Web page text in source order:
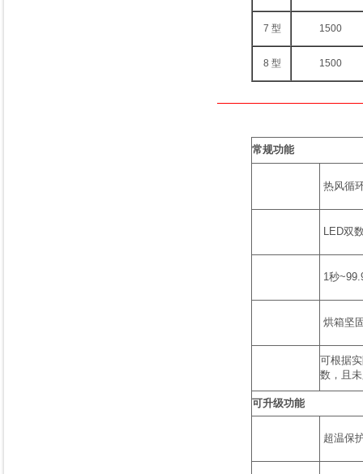
7 型 1500
8 型 1500
常规功能
热风循
LED双
1秒
烘箱坚
可根据
数，且
可升级功能
超温保